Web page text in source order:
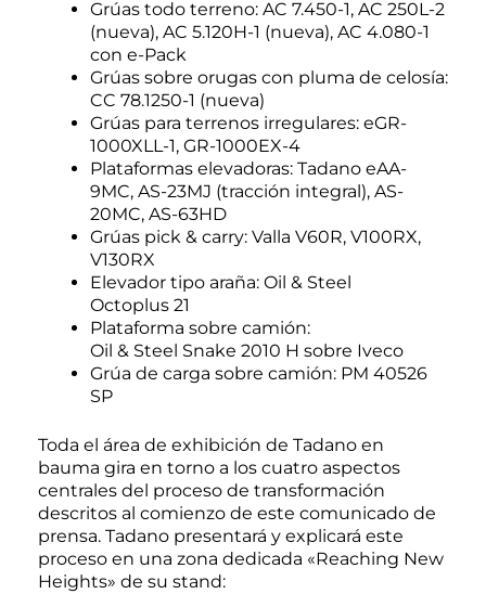
Grúas todo terreno: AC 7.450-1, AC 250L-2
(nueva), AC 5.120H-1 (nueva), AC 4.080-1
con e-Pack
Grúas sobre orugas con pluma de celosía:
CC 78.1250-1 (nueva)
Grúas para terrenos irregulares: eGR-
1000XLL-1, GR-1000EX-4
Plataformas elevadoras: Tadano eAA-
9MC, AS-23MJ (tracción integral), AS-
20MC, AS-63HD
Grúas pick & carry: Valla V60R, V100RX,
V130RX
Elevador tipo araña: Oil & Steel
Octoplus 21
Plataforma sobre camión:
Oil & Steel Snake 2010 H sobre Iveco
Grúa de carga sobre camión: PM 40526
SP
Toda el área de exhibición de Tadano en
bauma gira en torno a los cuatro aspectos
centrales del proceso de transformación
descritos al comienzo de este comunicado de
prensa. Tadano presentará y explicará este
proceso en una zona dedicada «Reaching New
Heights» de su stand: